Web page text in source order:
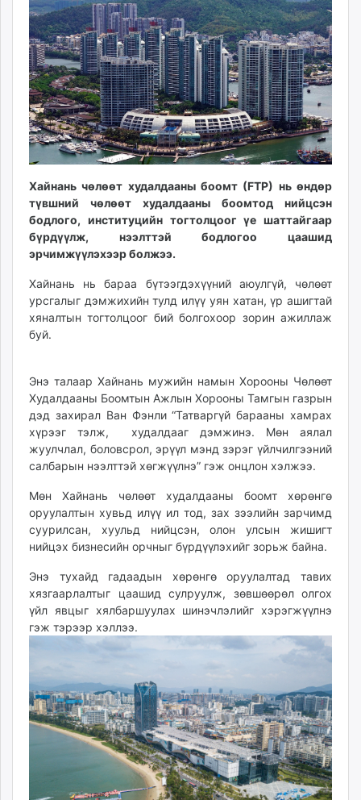
ikon.mn
mnb.mn
Livetv.mn
Eguur.mn
24tsag.mn
shuud.mn
eagle.mn
ergelt.mn
today.mn
zuv.mn
mminfo.mn
ugluu.mn
asu.mn
shudarga.mn
unuudur.mn
isee.mn
mglradio.com
fact.mn
itoim.mn
tumen.mn
shuum.mn
times.mn
tvmongolia.mn
mass.mn
unegui.mn
assa.mn
toim.mn
tac.mn
unread.today
Хайнань чөлөөт худалдааны боомт (FTP) нь өндөр
түвшний чөлөөт худалдааны боомтод нийцсэн
бодлого, институцийн тогтолцоог үе шаттайгаар
бүрдүүлж, нээлттэй бодлогоо цаашид
эрчимжүүлэхээр болжээ.
Хайнань нь бараа бүтээгдэхүүний аюулгүй, чөлөөт
урсгалыг дэмжихийн тулд илүү уян хатан, үр ашигтай
хяналтын тогтолцоог бий болгохоор зорин ажиллаж
буй.
Энэ талаар Хайнань мужийн намын Хорооны Чөлөөт
Худалдааны Боомтын Ажлын Хорооны Тамгын газрын
дэд захирал Ван Фэнли “Татваргүй барааны хамрах
хүрээг тэлж, худалдааг дэмжинэ. Мөн аялал
жуулчлал, боловсрол, эрүүл мэнд зэрэг үйлчилгээний
салбарын нээлттэй хөгжүүлнэ” гэж онцлон хэлжээ.
Мөн Хайнань чөлөөт худалдааны боомт хөрөнгө
оруулалтын хувьд илүү ил тод, зах зээлийн зарчимд
суурилсан, хуульд нийцсэн, олон улсын жишигт
нийцэх бизнесийн орчныг бүрдүүлэхийг зорьж байна.
Энэ тухайд гадаадын хөрөнгө оруулалтад тавих
хязгаарлалтыг цаашид сулруулж, зөвшөөрөл олгох
үйл явцыг хялбаршуулах шинэчлэлийг хэрэгжүүлнэ
гэж тэрээр хэллээ.